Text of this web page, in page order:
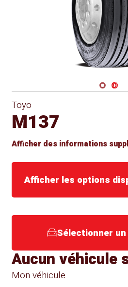
Navigate 1
Toyo
M137
Afficher des informations
Afficher les options
Sélectionner
Mon véhicule
Aucun véhicule